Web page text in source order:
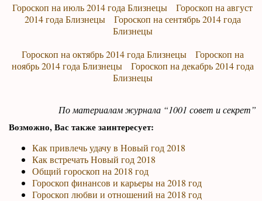
Гороскоп на июль 2014 года Близнецы
Гороскоп на август
2014 года Близнецы
Гороскоп на сентябрь 2014 года
Близнецы
Гороскоп на октябрь 2014 года Близнецы
Гороскоп на
ноябрь 2014 года Близнецы
Гороскоп на декабрь 2014 года
Близнецы
По материалам журнала “1001 совет и секрет”
Возможно, Вас также заинтересует:
Как привлечь удачу в Новый год 2018
Как встречать Новый год 2018
Общий гороскоп на 2018 год
Гороскоп финансов и карьеры на 2018 год
Гороскоп любви и отношений на 2018 год